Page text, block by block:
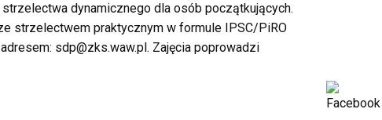
dynamicznego dla osób początkujących.
strzelectwem praktycznym w formule IPSC/PiRO
sdp@zks.waw.pl. Zajęcia poprowadzi